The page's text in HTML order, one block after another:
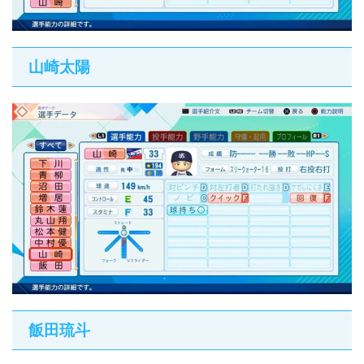
山崎太陽
飯田琉斗